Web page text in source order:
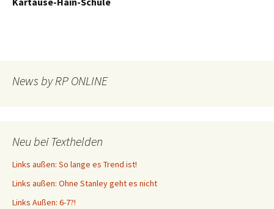
News by RP ONLINE
Neu bei Texthelden
Links außen: So lange es Trend ist!
Links außen: Ohne Stanley geht es nicht
Links Außen: 6-7?!